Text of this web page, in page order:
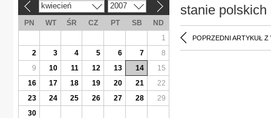
stanie polskich
POPRZEDNI ARTYKUŁ Z
kwiecień 2007
PN WT ŚR CZ PT SB
ND
1
2
3 4 5 6 7
8
9
10 11 12 13 14
15
16
17 18 19 20 21
22
23
24 25 26 27 28
29
30